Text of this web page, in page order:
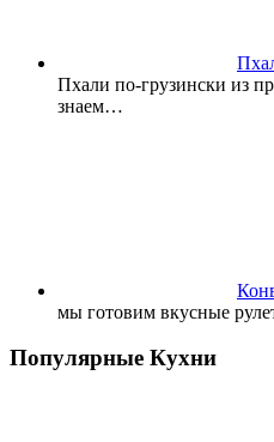
Пхали по-грузински из
знаем…
мы готовим вкусные
Популярные Кухни